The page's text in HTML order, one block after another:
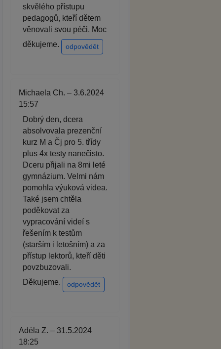
skvělého přístupu
pedagogů, kteří dětem
věnovali svou péči. Moc
děkujeme.
odpovědět
Michaela Ch. – 3.6.2024
15:57
Dobrý den, dcera
absolvovala prezenční
kurz M a Čj pro 5. třídy
plus 4x testy nanečisto.
Dceru přijali na 8mi leté
gymnázium. Velmi nám
pomohla výuková videa.
Také jsem chtěla
poděkovat za
vypracování videí s
řešením k testům
(starším i letošním) a za
přístup lektorů, kteří děti
povzbuzovali.
Děkujeme.
odpovědět
Adéla Z. – 31.5.2024
18:25